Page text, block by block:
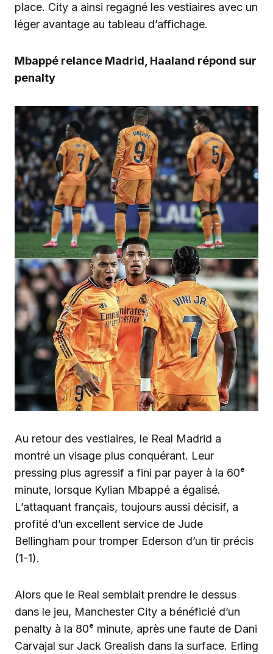
place. City a ainsi regagné les vestiaires avec un
léger avantage au tableau d’affichage.
Mbappé relance Madrid, Haaland répond sur
penalty
Au retour des vestiaires, le Real Madrid a
montré un visage plus conquérant. Leur
pressing plus agressif a fini par payer à la 60ᵉ
minute, lorsque Kylian Mbappé a égalisé.
L’attaquant français, toujours aussi décisif, a
profité d’un excellent service de Jude
Bellingham pour tromper Ederson d’un tir précis
(1-1).
Alors que le Real semblait prendre le dessus
dans le jeu, Manchester City a bénéficié d’un
penalty à la 80ᵉ minute, après une faute de Dani
Carvajal sur Jack Grealish dans la surface. Erling